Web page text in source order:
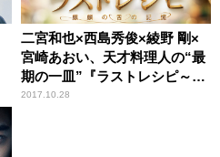
二宮和也×西島秀俊×綾野 剛×
宮崎あおい、天才料理人の“最
期の一皿”『ラストレシピ～麒
麟の舌の記憶～』
2017.10.28